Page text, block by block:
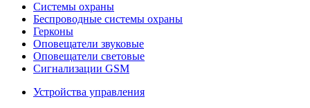
Системы охраны
Беспроводные системы охраны
Герконы
Оповещатели звуковые
Оповещатели световые
Сигнализации GSM
Устройства управления